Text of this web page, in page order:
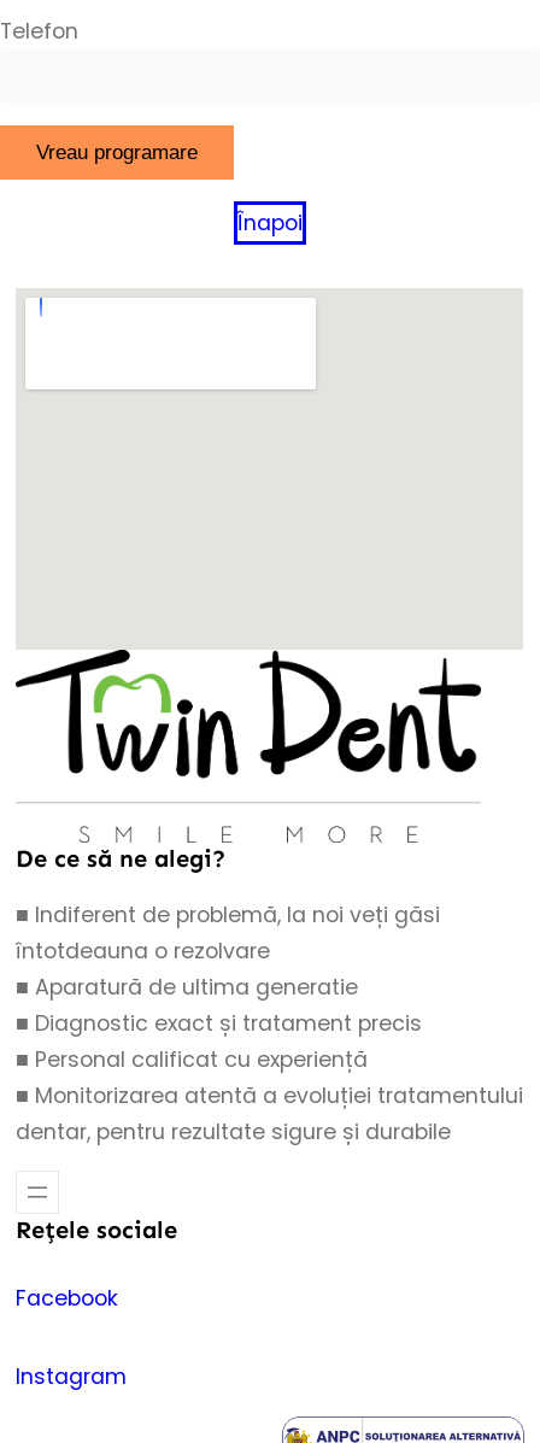
Telefon
Înapoi
De ce să ne alegi?
■ Indiferent de problemă, la noi veți găsi
întotdeauna o rezolvare
■ Aparatură de ultima generatie
■ Diagnostic exact și tratament precis
■ Personal calificat cu experiență
■ Monitorizarea atentă a evoluției tratamentului
dentar, pentru rezultate sigure și durabile
Rețele sociale
Facebook
Instagram